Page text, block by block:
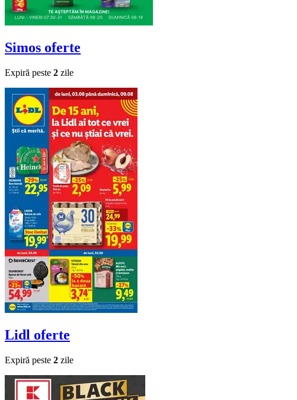
Simos oferte
Expiră peste 2 zile
Lidl oferte
Expiră peste 2 zile